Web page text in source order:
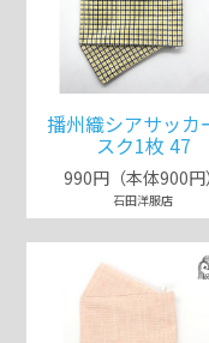
播州織シアサッカ
スク1枚 47
990円（本体900円
石田洋服店